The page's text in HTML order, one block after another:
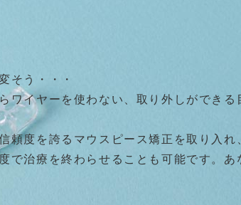
そう・・・
イヤーを使わない、取り外しができ
度を誇るマウスピース矯正を取り入
治療を終わらせることも可能です。